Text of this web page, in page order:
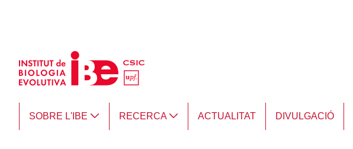
SOBRE L'IBE RECERCA ACTUALITAT DIVULGACIÓ